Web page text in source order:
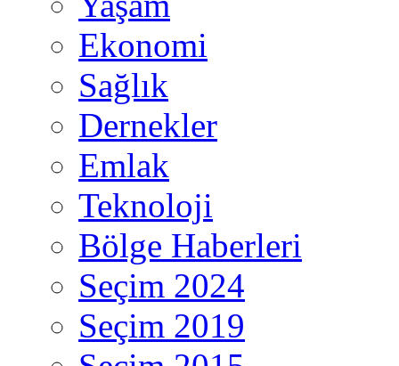
Ekonomi
Sağlık
Dernekler
Emlak
Teknoloji
Bölge Haberleri
Seçim 2024
Seçim 2019